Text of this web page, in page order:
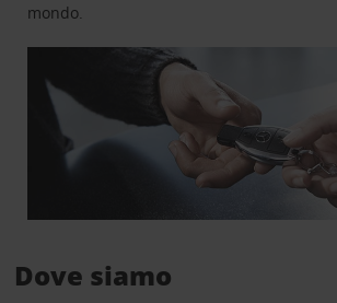
mondo.
Dove siamo